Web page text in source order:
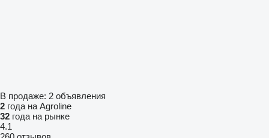
В продаже: 2 объявления
2 года на Agroline
32 года на рынке
4.1